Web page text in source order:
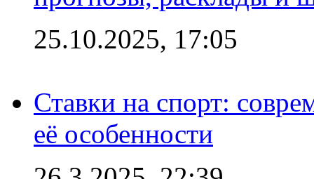
25.10.2025, 17:05
Ставки на спорт:
её особенности